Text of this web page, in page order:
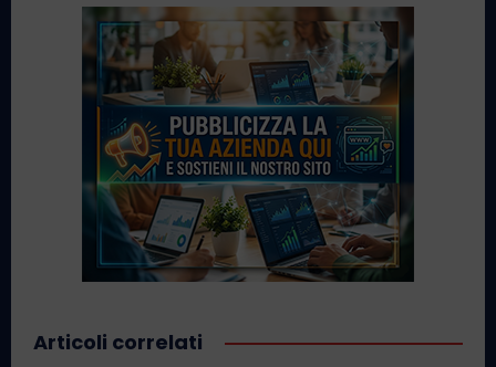
Articoli correlati